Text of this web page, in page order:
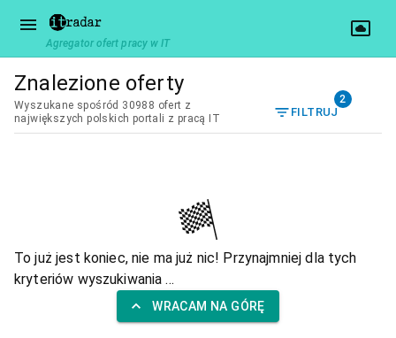
Agregator ofert pracy w IT
Znalezione oferty
Wyszukane spośród 30988 ofert z
największych polskich portali z pracą IT
FILTRUJ
2
To już jest koniec, nie ma już nic! Przynajmniej dla tych
kryteriów wyszukiwania ...
WRACAM NA GÓRĘ